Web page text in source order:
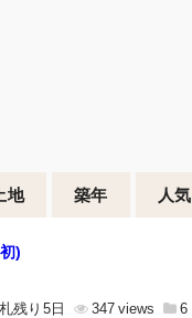
地 築年 人気
)
残り5日 347 6